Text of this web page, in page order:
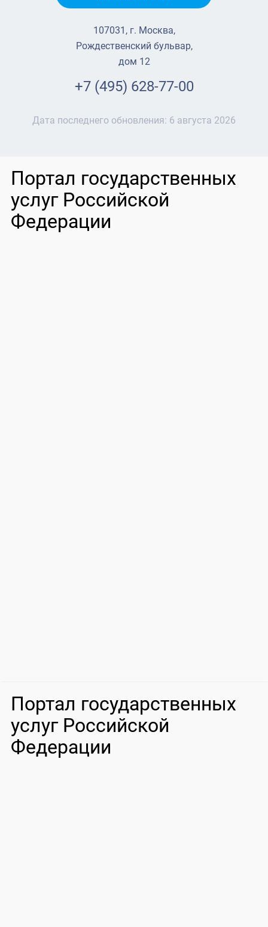
107031, г. Москва,
Рождественский бульвар,
дом 12
+7 (495) 628-77-00
Дата последнего обновления: 6 августа 2026
Портал государственных
услуг Российской
Федерации
Портал государственных
услуг Российской
Федерации